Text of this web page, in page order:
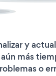
y
más
o